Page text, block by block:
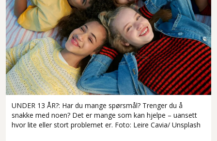
UNDER 13 ÅR?: Har du mange spørsmål? Trenger du å
snakke med noen? Det er mange som kan hjelpe – uansett
hvor lite eller stort problemet er. Foto: Leire Cavia/ Unsplash